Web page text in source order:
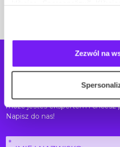
a także na przetwarzanie
Zezwól na
Napiszdo nas!
Masz pomysł na nowe tematy
zorganizować szkolenie
może jesteś ekspertem i chcesz
Napisz do nas!
Imię